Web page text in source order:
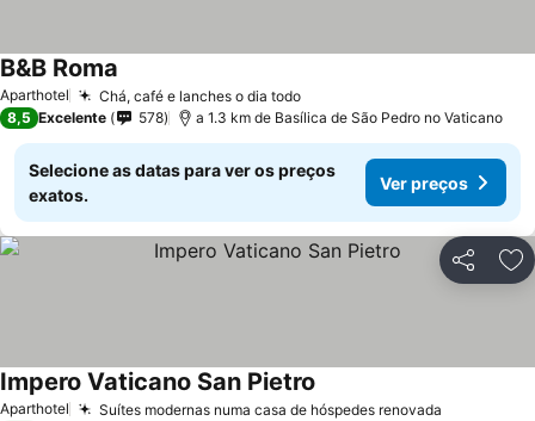
Aparthotel Chá, café e lanches o dia todo
B&B Roma
8,5 Excelente 578 a 1.3 km de Basílica de São Pedro no Vaticano
Selecione as datas para ver os preços
exatos.
Ver preços
Partilhar
Aparthotel Suítes modernas numa casa de hóspedes renovada
Impero Vaticano San Pietro